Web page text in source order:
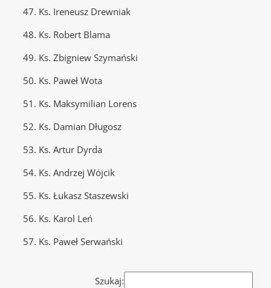
47. Ks. Ireneusz Drewniak
48. Ks. Robert Blama
49. Ks. Zbigniew Szymański
50. Ks. Paweł Wota
51. Ks. Maksymilian Lorens
52. Ks. Damian Długosz
53. Ks. Artur Dyrda
54. Ks. Andrzej Wójcik
55. Ks. Łukasz Staszewski
56. Ks. Karol Leń
57. Ks. Paweł Serwański
Szukaj: